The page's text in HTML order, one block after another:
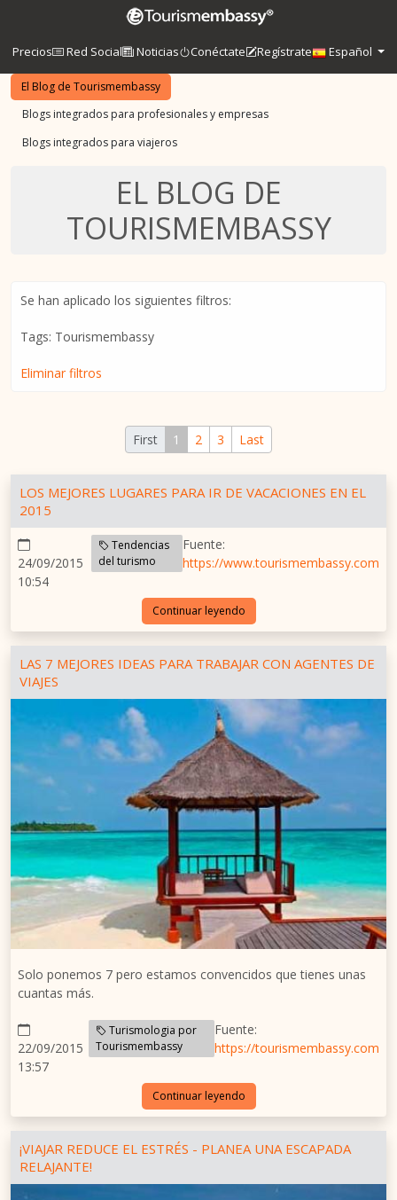
Precios Red Social Noticias Conéctate Regístrate Español
El Blog de Tourismembassy
Blogs integrados para profesionales y empresas
Blogs integrados para viajeros
EL BLOG DE
TOURISMEMBASSY
Se han aplicado los siguientes filtros:
Tags: Tourismembassy
Eliminar filtros
First 1 2 3 Last
LOS MEJORES LUGARES PARA IR DE VACACIONES EN EL
2015
24/09/2015
10:54
Tendencias
del turismo
Fuente:
https://www.tourismembassy.com
Continuar leyendo
LAS 7 MEJORES IDEAS PARA TRABAJAR CON AGENTES DE
VIAJES
Solo ponemos 7 pero estamos convencidos que tienes unas
cuantas más.
22/09/2015
13:57
Turismologia por
Tourismembassy
Fuente:
https://tourismembassy.com
Continuar leyendo
¡VIAJAR REDUCE EL ESTRÉS - PLANEA UNA ESCAPADA
RELAJANTE!